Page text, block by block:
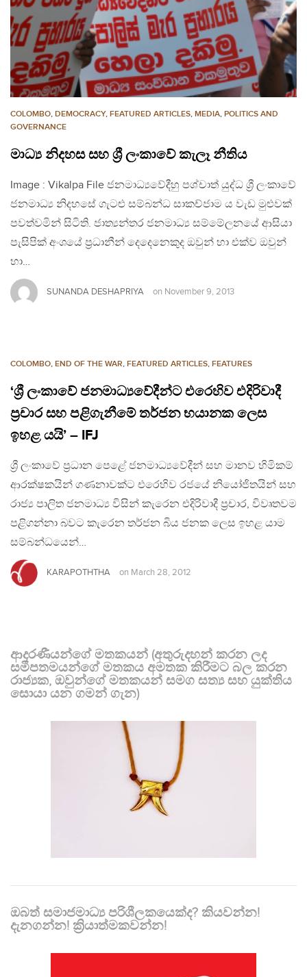
COLOMBO, DEMOCRACY, FEATURED ARTICLES, MEDIA, POLITICS AND
GOVERNANCE
මාධ්‍ය නිදහස සහ ශ්‍රී ලංකාවේ කැලෑ නීතිය
Image : Vikalpa File ජනමාධ්‍යවේදීහු පශ්චාත් යුද්ධ ශ්‍රී ලංකාවේ
ජනමාධ්‍ය නිදහසේ ගැටළු සම්බන්ධ සාකච්ජාම ය වැඩ මුළුවක්
පවත්වමින් සිටිති. ජාත්‍යන්තර ජනමාධ්‍ය සම්මේලනයේ ආසියා
පැසිපික් අංශයේ ප්‍රධානීන් දෙදෙනෙකුද ඔවුන් හා එක්ව ඔවුන්
හා…
SUNANDA DESHAPRIYA on November 9, 2013
COLOMBO, END OF THE WAR, FEATURED ARTICLES, FEATURES
‘ශ්‍රී ලංකාවේ ජනමාධ්‍යවේදීන්ට එරෙහිව එදිරිවාදී
ප්‍රචාර සහ පළිගැනීමේ තර්ජන භයානක ලෙස
ඉහළ යයි’ – IFJ
ශ්‍රී ලංකාවේ ප්‍රධාන පෙළේ ජනමාධ්‍යවේදීන් සහ මානව හිමිකම්
ආරක්ෂකයින් ගණනාවක්ට එරෙහිව රජයේ නියෝජිතයින් සහ
රාජ්‍ය පාලිත ජනමාධ්‍ය විසින් කැරෙන එදිරිවාදී ප්‍රචාර, විවෘතවම
පළිගන්නා බවට කැරෙන තර්ජන බිය ජනක ලෙස ඉහළ යාම
සම්බන්ධයෙන්…
KARAPOTHTHA on March 28, 2012
ආදරණීයන්ගේ මතකයන් (අතුරුදහන් කරන ලද
සමීපතමයන්ගේ මතකය අමතක කිරීමට බල කරන
රාජ්‍යක, ඔවුන්ගේ මතකයන් සමග සත්‍ය සහ යුක්තිය
සොයා යන ගමන් ගැන)
ඔබත් සමාජමාධ්‍ය පරිශීලකයෙක්ද? කියවන්න!
දැනගන්න! ක්‍රියාත්මකවන්න!